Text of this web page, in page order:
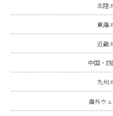
北陸
東海
近畿
中国・
九州
海外ウ